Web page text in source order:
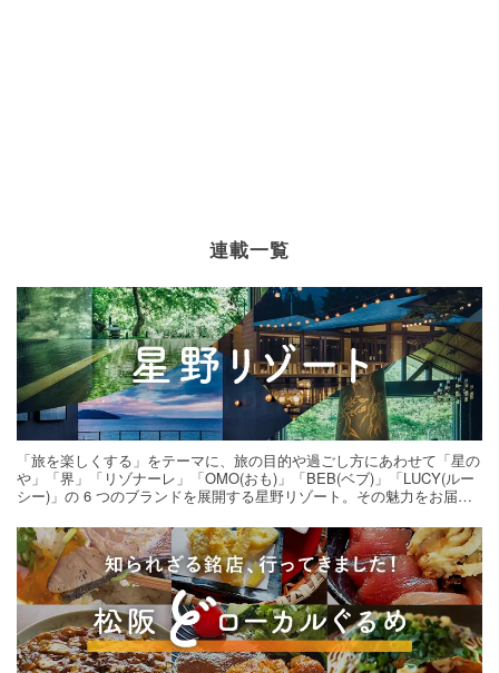
連載一覧
「旅を楽しくする」をテーマに、旅の目的や過ごし方にあわせて「星の
や」「界」「リゾナーレ」「OMO(おも)」「BEB(ベブ)」「LUCY(ルー
シー)」の 6 つのブランドを展開する星野リゾート。その魅力をお届け